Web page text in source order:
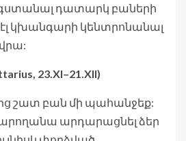
դատարկ բաների
կխանգարի կենտրոնանալ
23.XI–21.XII)
շատ բան մի պահանջեք:
կարողանա արդարացնել ձեր